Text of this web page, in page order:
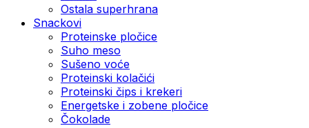
Ostala superhrana
Snackovi
Proteinske pločice
Suho meso
Sušeno voće
Proteinski kolačići
Proteinski čips i krekeri
Energetske i zobene pločice
Čokolade